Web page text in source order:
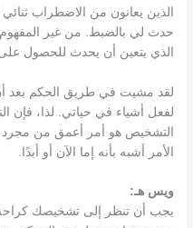
الذين يعانون من الاضطراب ثنائي
حدث لي بالضبط. من غير
الذي يتعين أن يحدث للحصول
لفعل أشياء في حياتي. لذا، فإن
التشخيص هو أمر أعمق من مجرد
الأمر أشبه بأنه إما الآن أو أبدًا.
ويس هـ:
يجب أن تنظر إلى تشخيصك